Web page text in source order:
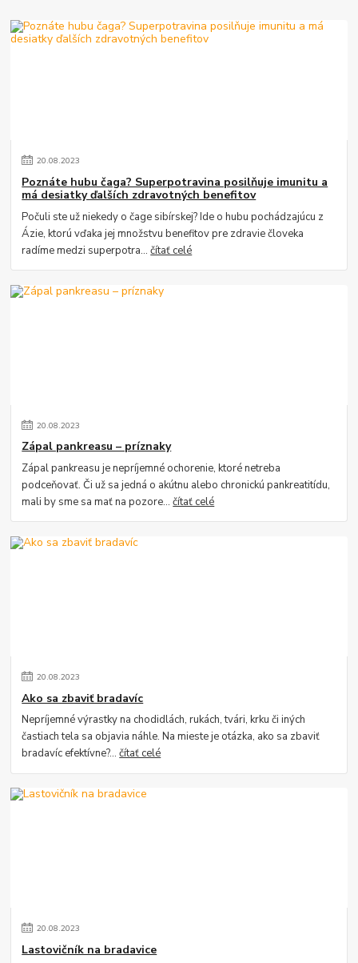
20.08.2023
Poznáte hubu čaga? Superpotravina posilňuje imunitu a
má desiatky ďalších zdravotných benefitov
Počuli ste už niekedy o čage sibírskej? Ide o hubu pochádzajúcu z
Ázie, ktorú vďaka jej množstvu benefitov pre zdravie človeka
radíme medzi superpotra...čítať celé
20.08.2023
Zápal pankreasu – príznaky
Zápal pankreasu je nepríjemné ochorenie, ktoré netreba
podceňovať. Či už sa jedná o akútnu alebo chronickú pankreatitídu,
mali by sme sa mať na pozore...čítať celé
20.08.2023
Ako sa zbaviť bradavíc
Nepríjemné výrastky na chodidlách, rukách, tvári, krku či iných
častiach tela sa objavia náhle. Na mieste je otázka, ako sa zbaviť
bradavíc efektívne?...čítať celé
20.08.2023
Lastovičník na bradavice